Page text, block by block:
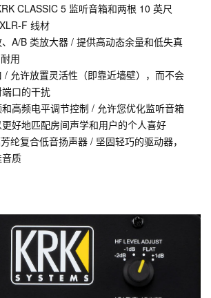
CLASSIC 5 监听音箱和两根 10 英尺
F 线材
A/B 类放大器 / 提供高动态余量和低失真
用
/ 允许放置灵活性（即靠近墙壁），而不会
口的干扰
高频电平调节控制 / 允许您优化监听音箱
好地匹配房间声学和用户的个人喜好
纶复合低音扬声器 / 坚固轻巧的驱动器，
质